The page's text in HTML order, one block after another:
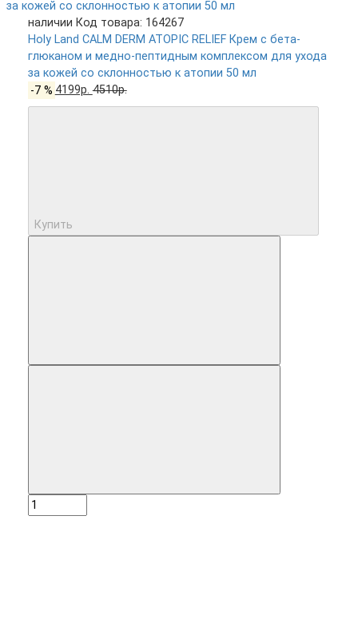
наличии Код товара: 164267
Holy Land CALM DERM ATOPIC RELIEF Крем с бета-
глюканом и медно-пептидным комплексом для ухода
за кожей со склонностью к атопии 50 мл
-7 % 4199р.4510р.
Купить